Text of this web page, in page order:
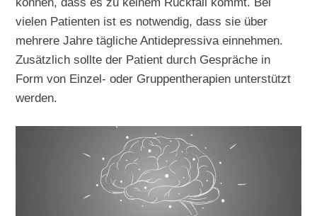
vielen Patienten ist es notwendig, dass sie über
mehrere Jahre tägliche Antidepressiva einnehmen.
Zusätzlich sollte der Patient durch Gespräche in
Form von Einzel- oder Gruppentherapien unterstützt
werden.